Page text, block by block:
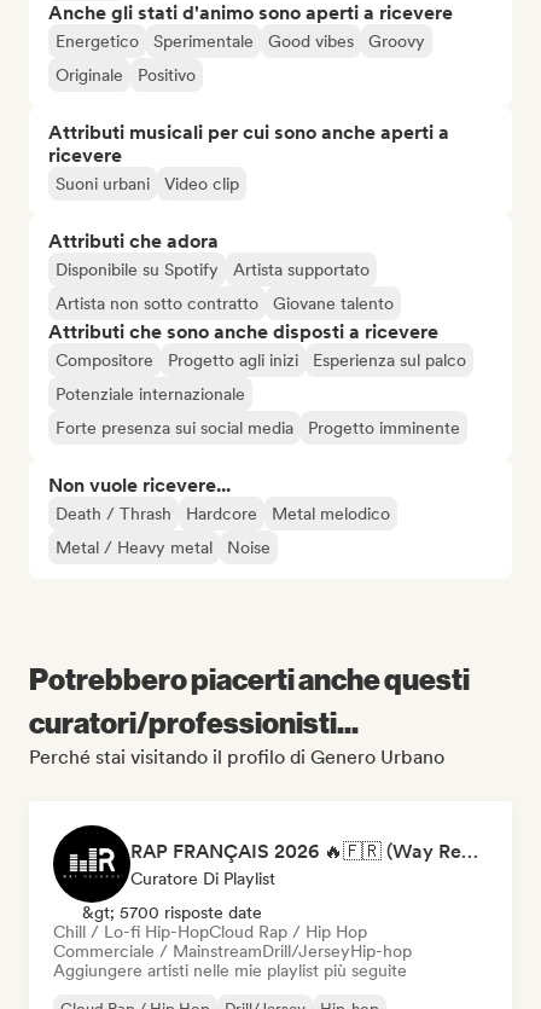
Anche gli stati d'animo sono aperti a ricevere
Energetico Sperimentale Good vibes
Groovy
Originale
Positivo
Attributi musicali per cui sono anche aperti a
ricevere
Suoni urbani Video clip
Attributi che adora
Disponibile su Spotify
Artista supportato
Artista non sotto contratto
Giovane talento
Attributi che sono anche disposti a ricevere
Compositore Progetto agli inizi
Esperienza sul palco
Potenziale internazionale
Forte presenza sui social media
Progetto imminente
Non vuole ricevere...
Death / Thrash Hardcore
Metal melodico
Metal / Heavy metal
Noise
Potrebbero piacerti anche questi
curatori/professionisti...
Perché stai visitando il profilo di Genero Urbano
RAP FRANÇAIS 2026 🔥🇫🇷 (Way Records)
Curatore Di Playlist
&gt; 5700 risposte date
Chill / Lo-fi Hip-HopCloud Rap / Hip Hop
Commerciale / MainstreamDrill/JerseyHip-hop
Aggiungere artisti nelle mie playlist più seguite